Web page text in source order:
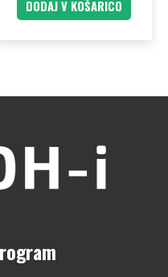
DODAJ V KOŠARICO